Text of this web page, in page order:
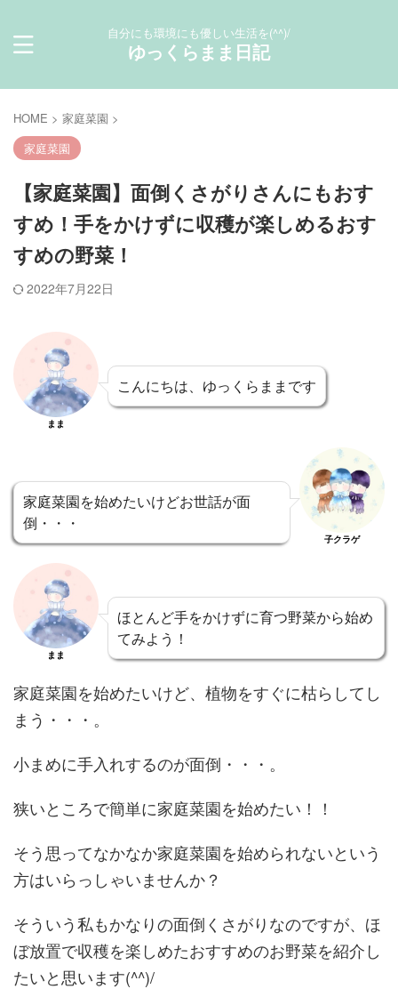
自分にも環境にも優しい生活を(^^)/
ゆっくらまま日記
HOME > 家庭菜園 >
家庭菜園
【家庭菜園】面倒くさがりさんにもおす
すめ！手をかけずに収穫が楽しめるおす
すめの野菜！
2022年7月22日
まま
こんにちは、ゆっくらままです
家庭菜園を始めたいけどお世話が面
倒・・・
子クラゲ
まま
ほとんど手をかけずに育つ野菜から始め
てみよう！
家庭菜園を始めたいけど、植物をすぐに枯らしてし
まう・・・。
小まめに手入れするのが面倒・・・。
狭いところで簡単に家庭菜園を始めたい！！
そう思ってなかなか家庭菜園を始められないという
方はいらっしゃいませんか？
そういう私もかなりの面倒くさがりなのですが、ほ
ぼ放置で収穫を楽しめたおすすめのお野菜を紹介し
たいと思います(^^)/